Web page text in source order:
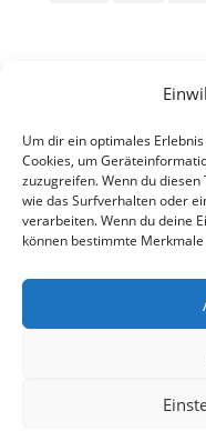
Um dir ein optimales
Cookies, um
zuzugreifen. Wenn du
wie das Surfverhalten oder
verarbeiten. Wenn du deine
können bestimmte
Alle Rechte